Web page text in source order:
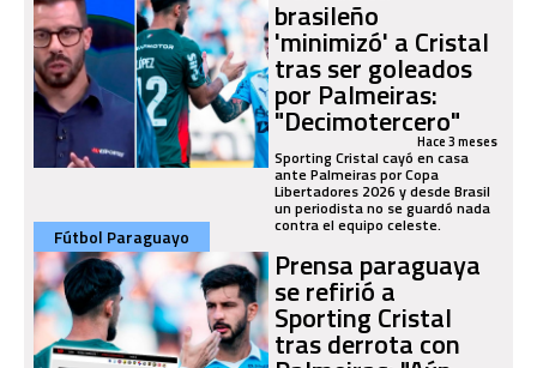
brasileño
'minimizó' a Cristal
tras ser goleados
por Palmeiras:
"Decimotercero"Hace 3 meses
Sporting Cristal cayó en casa
ante Palmeiras por Copa
Libertadores 2026 y desde Brasil
un periodista no se guardó nada
contra el equipo celeste.
Fútbol Paraguayo
Prensa paraguaya
se refirió a
Sporting Cristal
tras derrota con